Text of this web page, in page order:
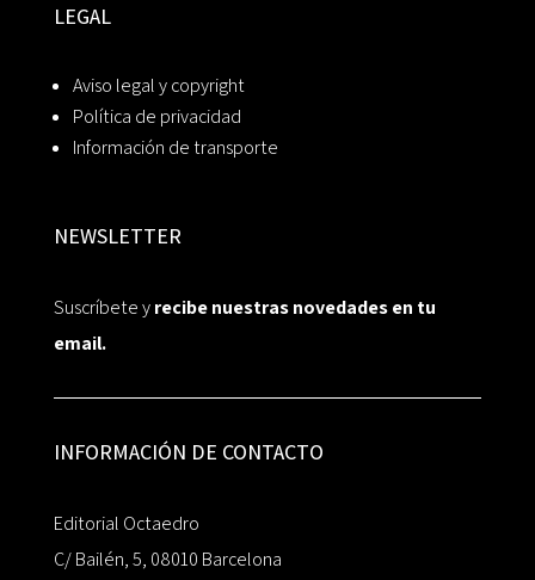
LEGAL
Aviso legal y copyright
Política de privacidad
Información de transporte
NEWSLETTER
Suscríbete yrecibe nuestras novedades en tu
email.
INFORMACIÓN DE CONTACTO
Editorial Octaedro
C/ Bailén, 5, 08010 Barcelona